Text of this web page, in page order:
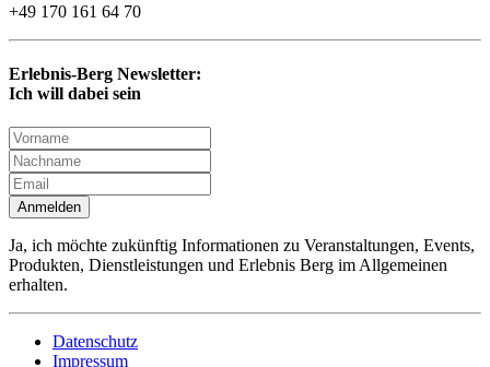
+49 170 161 64 70
Erlebnis-Berg Newsletter:
Ich will dabei sein
Anmelden
Ja, ich möchte zukünftig Informationen zu Veranstaltungen, Events,
Produkten, Dienstleistungen und Erlebnis Berg im Allgemeinen
erhalten.
Datenschutz
Impressum